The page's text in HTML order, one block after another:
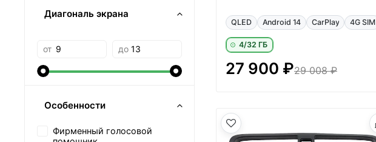
QLED Android 14 CarPlay 4G SIM
4/32 ГБ
29 008 ₽
27 900 ₽
Диагональ экрана
от до
Особенности
Фирменный голосовой